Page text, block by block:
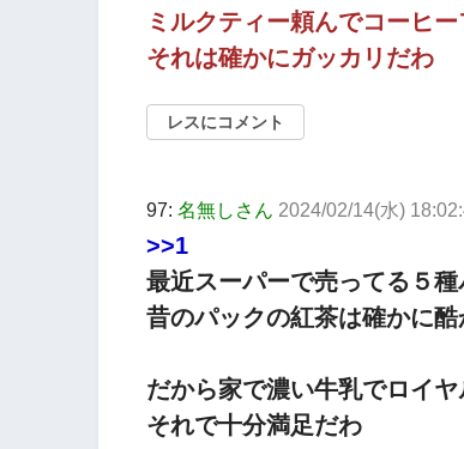
ミルクティー頼んでコーヒー
それは確かにガッカリだわ
レスにコメント
97: 名無しさん 2024/02/14(水)
>>1
最近スーパーで売ってる５
昔のパックの紅茶は確かに酷
だから家で濃い牛乳でロイ
それで十分満足だわ